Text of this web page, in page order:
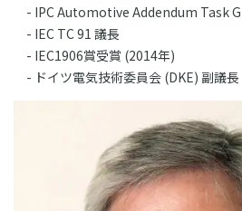
- IPC Automotive Addendum Task
- IEC TC 91 議長
- IEC1906賞受賞 (2014年)
- ドイツ電気技術委員会 (DKE) 副議長